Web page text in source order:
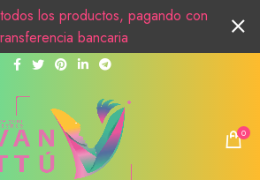
0
los productos, pagando con
bancaria